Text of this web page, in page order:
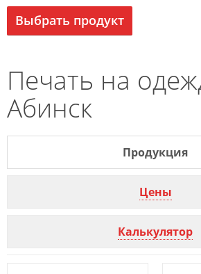
Выбрать продукт
Печать на
Абинск
Продукция
Цены
Калькулятор